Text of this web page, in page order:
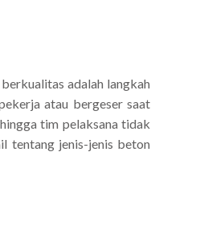
adalah langkah
atau bergeser saat
tim pelaksana tidak
tentang jenis-jenis beton